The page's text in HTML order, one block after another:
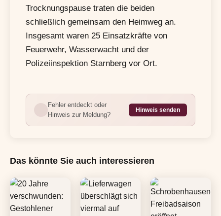
Trocknungspause traten die beiden
schließlich gemeinsam den Heimweg an.
Insgesamt waren 25 Einsatzkräfte von
Feuerwehr, Wasserwacht und der
Polizeiinspektion Starnberg vor Ort.
Fehler entdeckt oder
Hinweis zur Meldung?
Hinweis senden
Das könnte Sie auch interessieren